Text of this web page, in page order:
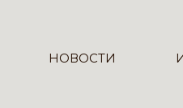
НОВОСТИ